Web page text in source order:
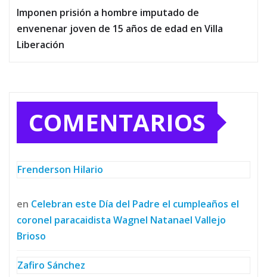
Imponen prisión a hombre imputado de
envenenar joven de 15 años de edad en Villa
Liberación
COMENTARIOS
Frenderson Hilario
en Celebran este Día del Padre el cumpleaños el
coronel paracaidista Wagnel Natanael Vallejo
Brioso
Zafiro Sánchez